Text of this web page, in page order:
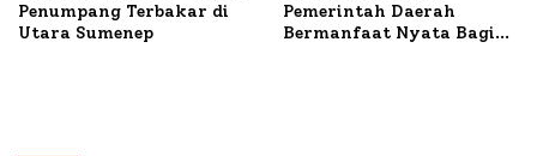
Penumpang Terbakar di
Utara Sumenep
Pemerintah Daerah
Bermanfaat Nyata Bagi